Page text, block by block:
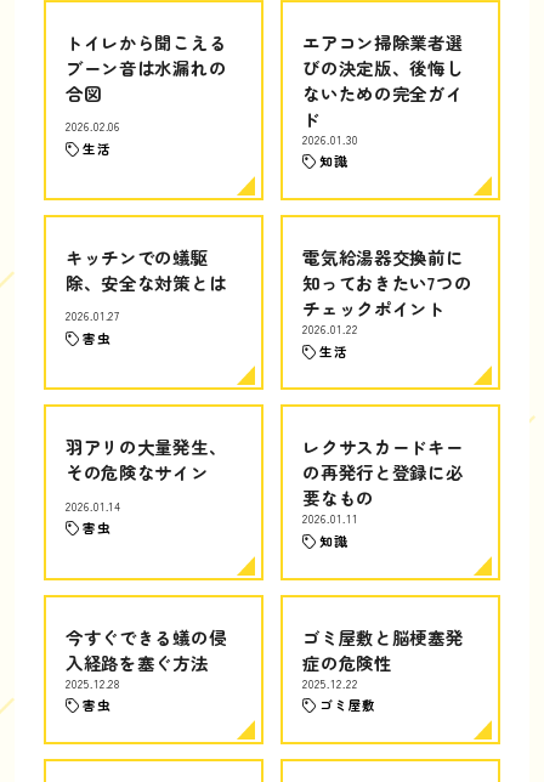
トイレから聞こえる
ブーン音は水漏れの
合図
2026.02.06
生活
エアコン掃除業者選
びの決定版、後悔し
ないための完全ガイ
ド
2026.01.30
知識
キッチンでの蟻駆
除、安全な対策とは
2026.01.27
害虫
電気給湯器交換前に
知っておきたい7つの
チェックポイント
2026.01.22
生活
羽アリの大量発生、
その危険なサイン
2026.01.14
害虫
レクサスカードキー
の再発行と登録に必
要なもの
2026.01.11
知識
今すぐできる蟻の侵
入経路を塞ぐ方法
2025.12.28
害虫
ゴミ屋敷と脳梗塞発
症の危険性
2025.12.22
ゴミ屋敷